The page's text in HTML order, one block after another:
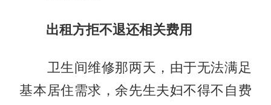
出租方拒不退还相关费用
卫生间维修那两天，由于无法满足
基本居住需求，余先生夫妇不得不自费